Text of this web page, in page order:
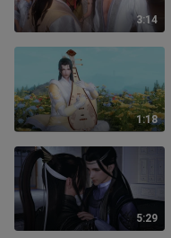
3:14
1:18
5:29